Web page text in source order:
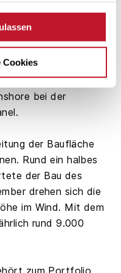
Cookies
Partner ABO
ein sehr
realisieren“, erklärt
Projektleiter im
bei der
der Baufläche
Rund ein halbes
der Bau des
drehen sich die
im Wind. Mit dem
rund 9.000